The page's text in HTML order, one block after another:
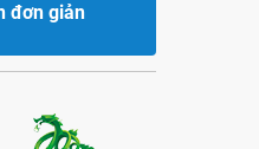
đơn giản